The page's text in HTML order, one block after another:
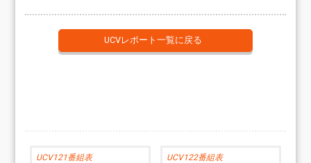
UCVレポート一覧に戻る
UCV121番組表 UCV122番組表